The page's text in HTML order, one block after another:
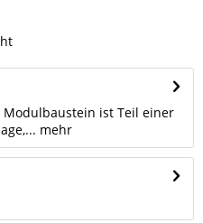
Modulbaustein ist Teil einer
mehr